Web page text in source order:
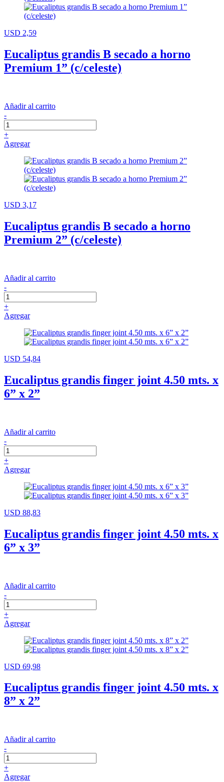
USD 2,59
Eucaliptus grandis B secado a horno
Premium 1” (c/celeste)
Añadir al carrito
-
+
Agregar
USD 3,17
Eucaliptus grandis B secado a horno
Premium 2” (c/celeste)
Añadir al carrito
-
+
Agregar
USD 54,84
Eucaliptus grandis finger joint 4.50 mts. x
6” x 2”
Añadir al carrito
-
+
Agregar
USD 88,83
Eucaliptus grandis finger joint 4.50 mts. x
6” x 3”
Añadir al carrito
-
+
Agregar
USD 69,98
Eucaliptus grandis finger joint 4.50 mts. x
8” x 2”
Añadir al carrito
-
+
Agregar